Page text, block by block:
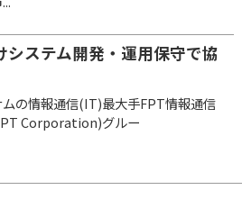
ステム開発・運用保守で協
の情報通信(IT)最大手FPT情報通信
Corporation)グルー